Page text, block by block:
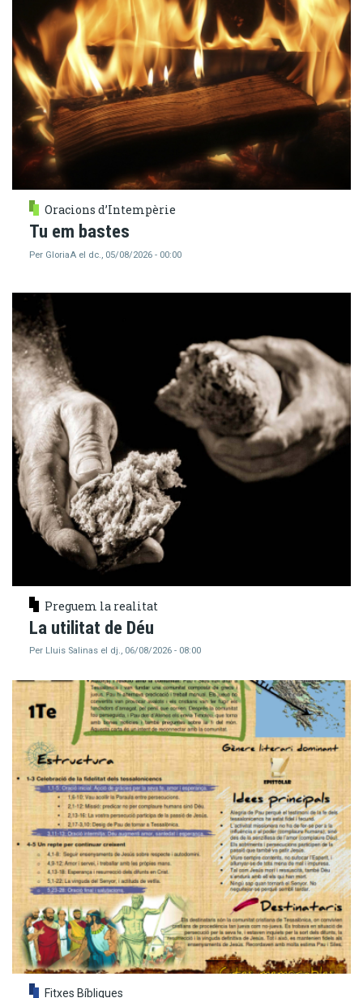
Oracions d’Intempèrie
Tu em bastes
Per GloriaA el dc., 05/08/2026 - 00:00
Preguem la realitat
La utilitat de Déu
Per Lluis Salinas el dj., 06/08/2026 - 08:00
Fitxes Bíbliques